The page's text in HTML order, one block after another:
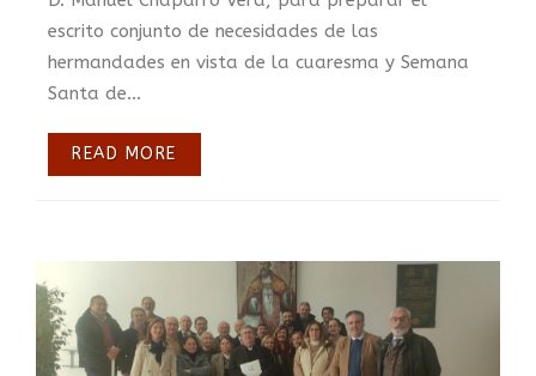
escrito conjunto de necesidades de las
hermandades en vista de la cuaresma y Semana
Santa de...
READ MORE